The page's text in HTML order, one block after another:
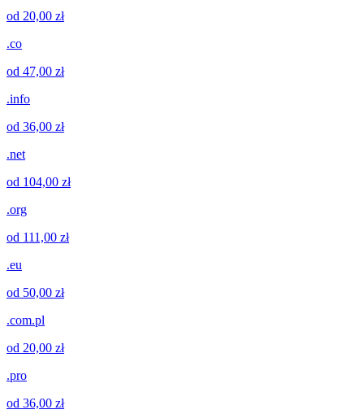
od 20,00 zł
.co
od 47,00 zł
.info
od 36,00 zł
.net
od 104,00 zł
.org
od 111,00 zł
.eu
od 50,00 zł
.com.pl
od 20,00 zł
.pro
od 36,00 zł